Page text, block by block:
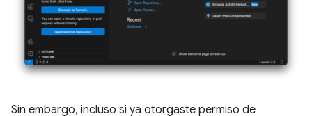
Sin embargo, incluso si ya otorgaste permiso de